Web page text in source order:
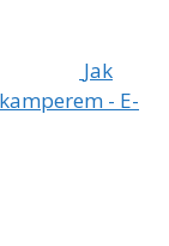
Jak
- E-